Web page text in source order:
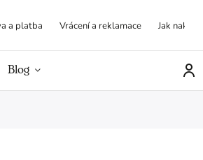
a platba Vrácení a reklamace Jak
Blog